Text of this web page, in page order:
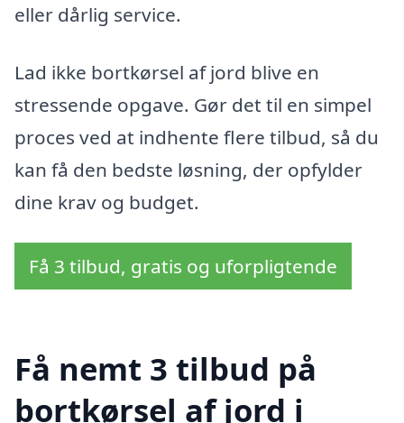
eller dårlig service.
Lad ikke bortkørsel af jord blive en
stressende opgave. Gør det til en simpel
proces ved at indhente flere tilbud, så du
kan få den bedste løsning, der opfylder
dine krav og budget.
Få 3 tilbud, gratis og uforpligtende
Få nemt 3 tilbud på
bortkørsel af jord i